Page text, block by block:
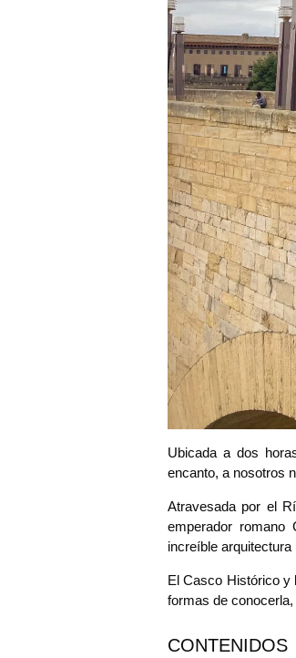
Ubicada a dos
encanto, a nosotros
Atravesada por el
emperador
increíble
El Casco Histórico y
formas de
CONTENIDOS